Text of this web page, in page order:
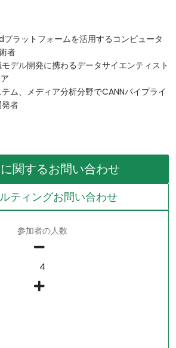
ラットフォームを活用するコンピュータ
者
デル開発に携わるデータサイエンティスト
ム、メディア分析分野でCANNパイプライ
者
関するお問い合わせ
ティングお問い合わせ
参加者の人数